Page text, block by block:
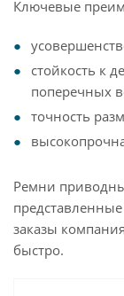
Ключевые
стойкость к
поперечных
точность
Ремни
заказы
быстро.